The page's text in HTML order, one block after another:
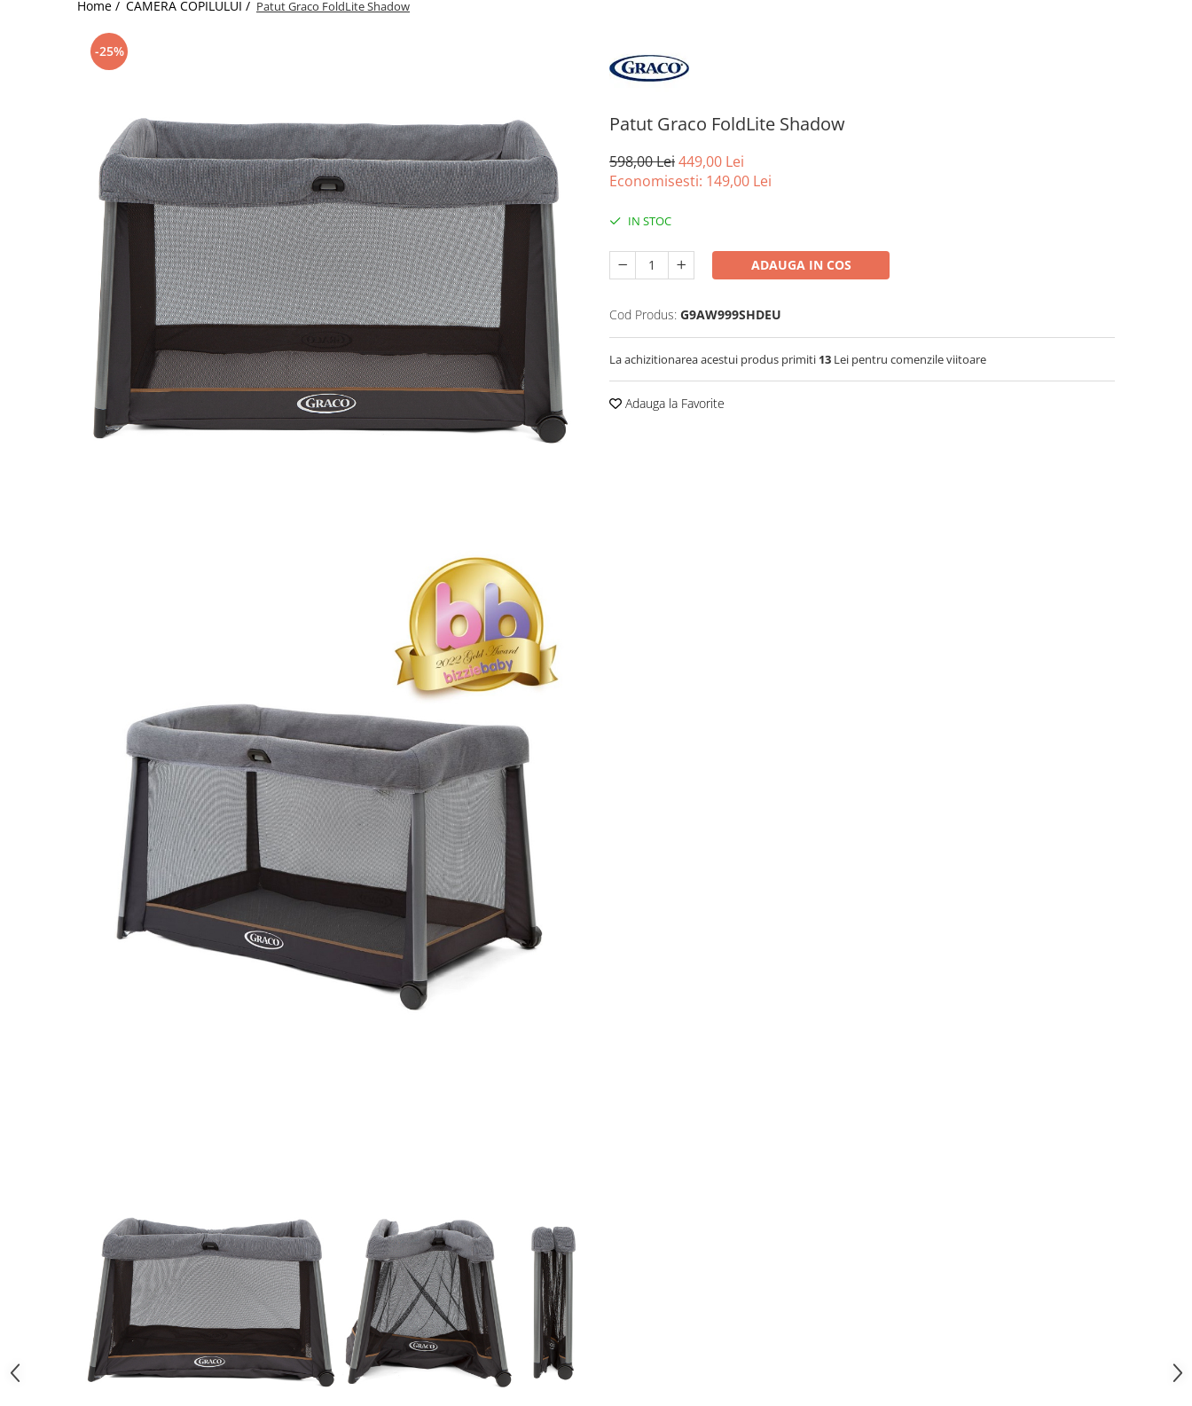
Jucarii de Sortare
Jucarii de tras
Jucarii din plus
Home / CAMERA COPILULUI / Patut Graco FoldLite Shadow
-25%
Patut Graco FoldLite Shadow
598,00 Lei449,00 Lei
Economisesti: 149,00 Lei
IN STOC
ADAUGA IN COS
Cod Produs: G9AW999SHDEU
La achizitionarea acestui produs primiti 13 Lei pentru comenzile viitoare
Adauga la Favorite